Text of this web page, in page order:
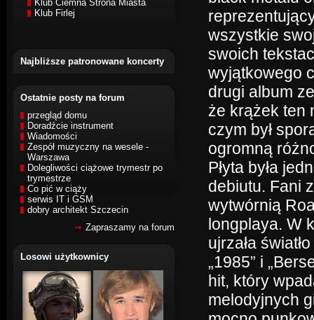
Klub Ciemna Strona Miasta
Klub Firlej
Najbliższe patronowane koncerty
Ostatnie posty na forum
przegląd domu
Doradźcie instrument
Wiadomości
Zespół muzyczny na wesele -
Warszawa
Dolegliwości ciążowe trymestr po
trymestrze
Co pić w ciąży
serwis IT i GSM
dobry architekt Szczecin
Zapraszamy na forum
Losowi użytkownicy
wszystkie
swoich
wyjątkowego
drugi album
że krążek ten
czym był
ogromną
Płyta była
debiutu. Fani
wytwórnią
longplaya. W
ujrzała
„1985” i
hit, który
melodyjnych